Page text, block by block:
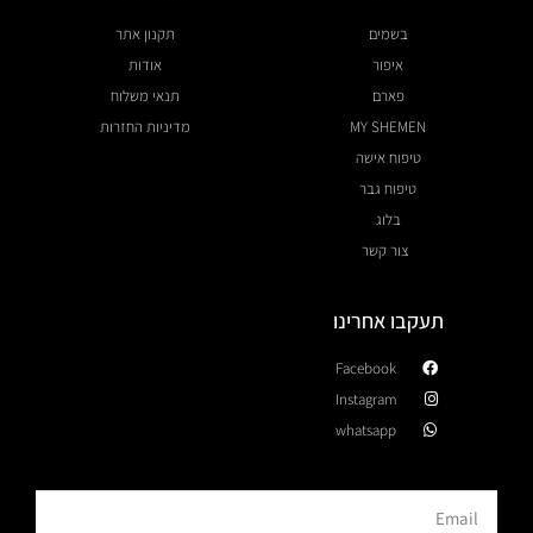
בשמים
איפור
פארם
MY SHEMEN
טיפוח אישה
טיפוח גבר
בלוג
צור קשר
תקנון אתר
אודות
תנאי משלוח
מדיניות החזרות
תעקבו אחרינו
Facebook
Instagram
whatsapp